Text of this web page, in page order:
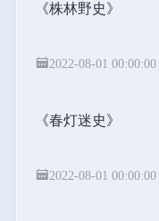
《株林野史》
2022-08-01 00:00:00
《春灯迷史》
2022-08-01 00:00:00